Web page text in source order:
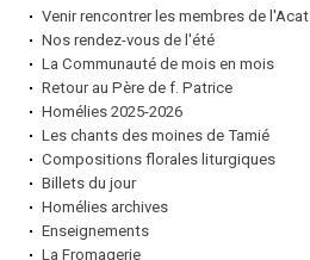
Venir rencontrer les membres de l'Acat
Nos rendez-vous de l'été
La Communauté de mois en mois
Retour au Père de f. Patrice
Homélies 2025-2026
Les chants des moines de Tamié
Compositions florales liturgiques
Billets du jour
Homélies archives
Enseignements
La Fromagerie